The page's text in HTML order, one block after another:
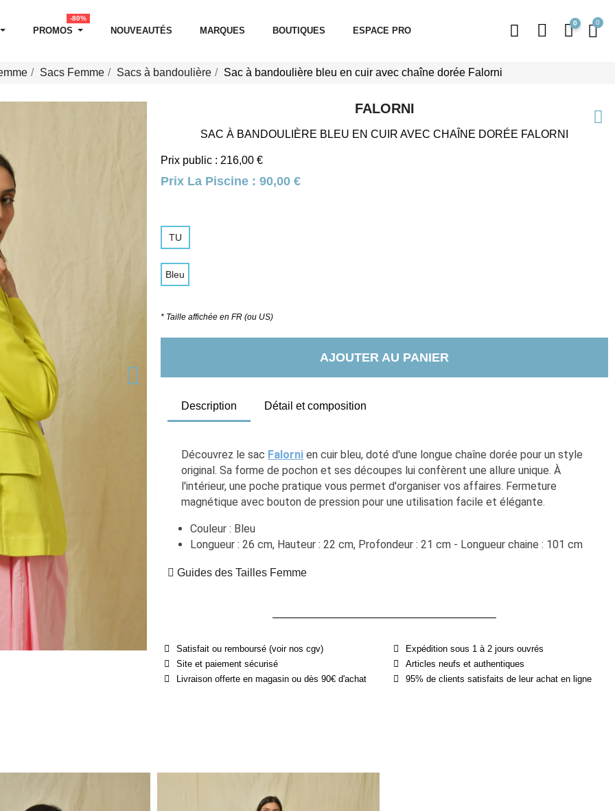
PROMOS
-80%
NOUVEAUTÉS MARQUES BOUTIQUES ESPACE PRO
0
Sacs Femme Sacs à bandoulière Sac à bandoulière bleu en cuir avec chaîne dorée Falorni
FALORNI
SAC À BANDOULIÈRE BLEU EN CUIR AVEC CHAÎNE DORÉE FALORNI
Prix public : 216,00 €
Prix La Piscine : 90,00 €
TU
Bleu
* Taille affichée en FR (ou US)
AJOUTER AU PANIER
Description Détail et composition
Découvrez le sac Falorni en cuir bleu, doté d'une longue chaîne dorée pour un style
original. Sa forme de pochon et ses découpes lui confèrent une allure unique. À
l'intérieur, une poche pratique vous permet d'organiser vos affaires. Fermeture
magnétique avec bouton de pression pour une utilisation facile et élégante.
Couleur : Bleu
Longueur : 26 cm, Hauteur : 22 cm, Profondeur : 21 cm - Longueur chaine : 101 cm
Guides des Tailles Femme
Satisfait ou remboursé (voir nos cgv)
Site et paiement sécurisé
Livraison offerte en magasin ou dès 90€ d'achat
Expédition sous 1 à 2 jours ouvrés
Articles neufs et authentiques
95% de clients satisfaits de leur achat en ligne